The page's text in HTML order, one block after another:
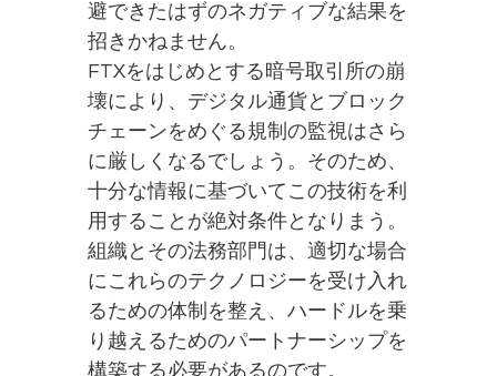
避できたはずのネガティブな結果を
招きかねません。
FTXをはじめとする暗号取引所の崩
壊により、デジタル通貨とブロック
チェーンをめぐる規制の監視はさら
に厳しくなるでしょう。そのため、
十分な情報に基づいてこの技術を利
用することが絶対条件となりまう。
組織とその法務部門は、適切な場合
にこれらのテクノロジーを受け入れ
るための体制を整え、ハードルを乗
り越えるためのパートナーシップを
構築する必要があるのです。